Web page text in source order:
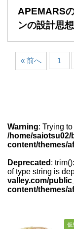
APEMARS
ンの設計思
« 前へ 1
Warning: Trying
/home/
content/themes/
Deprecated :
of type string is
valley.com/
content/themes/
仮